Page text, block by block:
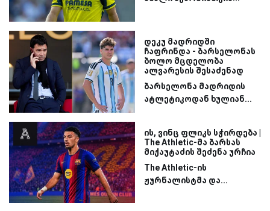
დეკუ მადრიდში
ჩაფრინდა - ბარსელონას
ბოლო მცდელობა
ალვარესის შესაძენად
ბარსელონა მადრიდის
ატლეტიკოდან ხულიან...
ის, ვინც ფლიკს სჭირდება |
The Athletic-მა ბარსას
მიქაუტაძის შეძენა ურჩია
The Athletic-ის
ჟურნალისტმა და...